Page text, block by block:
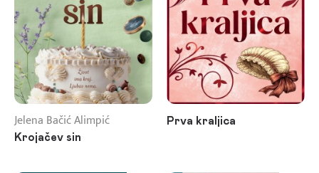
Jelena Bačić Alimpić
Krojačev sin
Prva kraljica